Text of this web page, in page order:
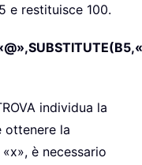
e restituisce 100.
individua la
ottenere la
è necessario